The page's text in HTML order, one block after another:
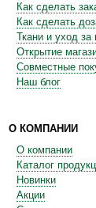
Как сделать
Как сделать
Ткани и уход за
Открытие
Совместные
Наш блог
О КОМПАНИИ
О компании
Каталог
Новинки
Акции